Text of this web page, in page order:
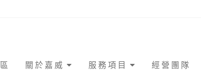
關於嘉威 服務項目 經營團隊